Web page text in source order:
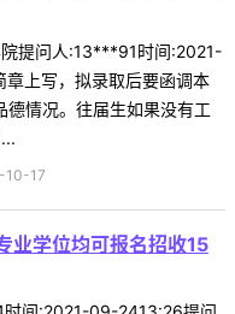
提问人:13***91时间:2021-
上写，拟录取后要函调本
德情况。往届生如果没有工
10-17
业学位均可报名招收15